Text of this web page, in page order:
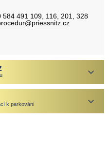
584 491 109, 116, 201, 328
k parkování